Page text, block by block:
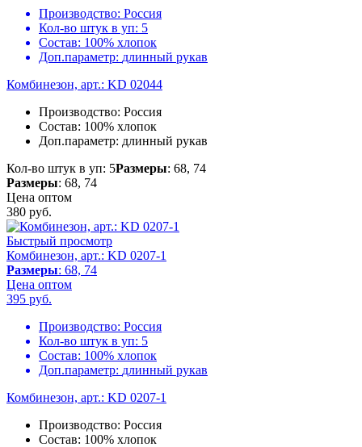
Производство: Россия
Кол-во штук в уп: 5
Состав: 100% хлопок
Доп.параметр: длинный рукав
Комбинезон, арт.: KD 02044
Производство: Россия
Состав: 100% хлопок
Доп.параметр: длинный рукав
Кол-во штук в уп: 5Размеры: 68, 74
Размеры: 68, 74
Цена оптом
380 руб.
Быстрый просмотр
Комбинезон, арт.: KD 0207-1
Размеры: 68, 74
Цена оптом
395 руб.
Производство: Россия
Кол-во штук в уп: 5
Состав: 100% хлопок
Доп.параметр: длинный рукав
Комбинезон, арт.: KD 0207-1
Производство: Россия
Состав: 100% хлопок